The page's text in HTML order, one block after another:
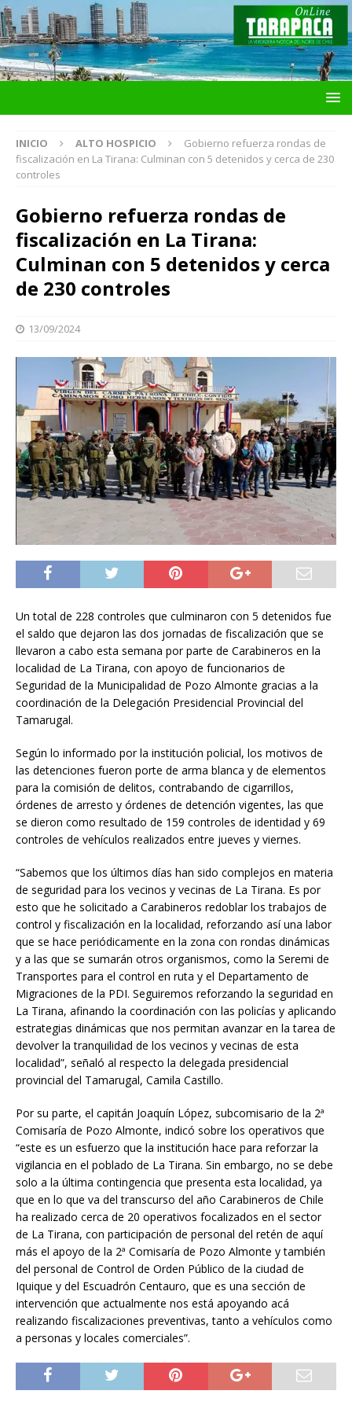
INICIO ALTO HOSPICIO
Gobierno refuerza rondas de
fiscalización en La Tirana: Culminan con 5 detenidos y cerca de 230
controles
Gobierno refuerza rondas de
fiscalización en La Tirana:
Culminan con 5 detenidos y cerca
de 230 controles
13/09/2024
Un total de 228 controles que culminaron con 5 detenidos fue
el saldo que dejaron las dos jornadas de fiscalización que se
llevaron a cabo esta semana por parte de Carabineros en la
localidad de La Tirana, con apoyo de funcionarios de
Seguridad de la Municipalidad de Pozo Almonte gracias a la
coordinación de la Delegación Presidencial Provincial del
Tamarugal.
Según lo informado por la institución policial, los motivos de
las detenciones fueron porte de arma blanca y de elementos
para la comisión de delitos, contrabando de cigarrillos,
órdenes de arresto y órdenes de detención vigentes, las que
se dieron como resultado de 159 controles de identidad y 69
controles de vehículos realizados entre jueves y viernes.
“Sabemos que los últimos días han sido complejos en materia
de seguridad para los vecinos y vecinas de La Tirana. Es por
esto que he solicitado a Carabineros redoblar los trabajos de
control y fiscalización en la localidad, reforzando así una labor
que se hace periódicamente en la zona con rondas dinámicas
y a las que se sumarán otros organismos, como la Seremi de
Transportes para el control en ruta y el Departamento de
Migraciones de la PDI. Seguiremos reforzando la seguridad en
La Tirana, afinando la coordinación con las policías y aplicando
estrategias dinámicas que nos permitan avanzar en la tarea de
devolver la tranquilidad de los vecinos y vecinas de esta
localidad”, señaló al respecto la delegada presidencial
provincial del Tamarugal, Camila Castillo.
Por su parte, el capitán Joaquín López, subcomisario de la 2ª
Comisaría de Pozo Almonte, indicó sobre los operativos que
“este es un esfuerzo que la institución hace para reforzar la
vigilancia en el poblado de La Tirana. Sin embargo, no se debe
solo a la última contingencia que presenta esta localidad, ya
que en lo que va del transcurso del año Carabineros de Chile
ha realizado cerca de 20 operativos focalizados en el sector
de La Tirana, con participación de personal del retén de aquí
más el apoyo de la 2ª Comisaría de Pozo Almonte y también
del personal de Control de Orden Público de la ciudad de
Iquique y del Escuadrón Centauro, que es una sección de
intervención que actualmente nos está apoyando acá
realizando fiscalizaciones preventivas, tanto a vehículos como
a personas y locales comerciales”.